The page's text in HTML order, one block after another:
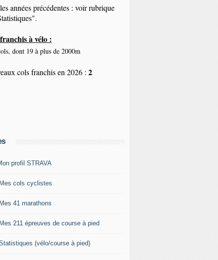
années précédentes : voir rubrique
à vélo :
dont 19 à plus de 2000m
cols franchis en 2026 : 2
profil STRAVA
cols cyclistes
41 marathons
211 épreuves de course à pied
(vélo/course à pied)